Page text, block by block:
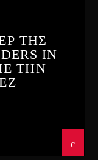
ΤΗΣ
IN
ΤΗΝ